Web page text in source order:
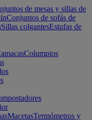
de mesas y sillas de
Conjuntos de sofás de
Sillas colgantesEstufas de
Columpios
MacetasTermómetros y